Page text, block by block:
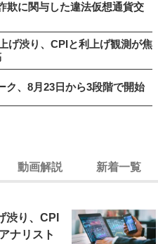
欺に関与した違法仮想通貨交
げ渋り、CPIと利上げ観測が焦
ク、8月23日から3段階で開始
動画解説 新着一覧
渋り、CPI
ナリスト